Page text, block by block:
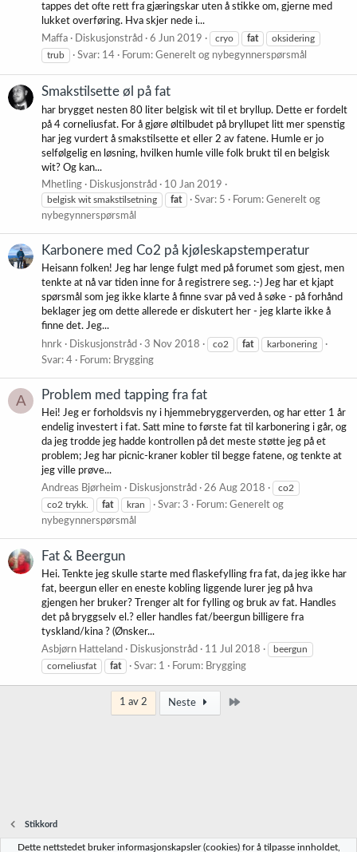
tappes det ofte rett fra gjæringskar uten å stikke om, gjerne med
lukket overføring. Hva skjer nede i...
Maffa
Diskusjonstråd 6 Jun 2019 cryo fat
oksidering
trub
Svar: 14 Forum: Generelt og nybegynnerspørsmål
Smakstilsette øl på fat
har brygget nesten 80 liter belgisk wit til et bryllup. Dette er fordelt
på 4 corneliusfat. For å gjøre øltilbudet på bryllupet litt mer spenstig
har jeg vurdert å smakstilsette et eller 2 av fatene. Humle er jo
selfølgelig en løsning, hvilken humle ville folk brukt til en belgisk
wit? Og kan...
Mhetling
Diskusjonstråd 10 Jan 2019
belgisk wit smakstilsetning fat Svar: 5 Forum: Generelt og
nybegynnerspørsmål
Karbonere med Co2 på kjøleskapstemperatur
Heisann folken! Jeg har lenge fulgt med på forumet som gjest, men
tenkte at nå var tiden inne for å registrere seg. :-) Jeg har et kjapt
spørsmål som jeg ikke klarte å finne svar på ved å søke - på forhånd
beklager jeg om dette allerede er diskutert her - jeg klarte ikke å
finne det. Jeg...
hnrk
Diskusjonstråd 3 Nov 2018 co2 fat karbonering
Svar: 4 Forum: Brygging
A Problem med tapping fra fat
Hei! Jeg er forholdsvis ny i hjemmebryggerverden, og har etter 1 år
endelig investert i fat. Satt mine to første fat til karbonering i går, og
da jeg trodde jeg hadde kontrollen på det meste støtte jeg på et
problem; Jeg har picnic-kraner kobler til begge fatene, og tenkte at
jeg ville prøve...
Andreas Bjørheim
Diskusjonstråd 26 Aug 2018
co2
co2 trykk.
fat kran Svar: 3 Forum: Generelt og
nybegynnerspørsmål
Fat & Beergun
Hei. Tenkte jeg skulle starte med flaskefylling fra fat, da jeg ikke har
fat, beergun eller en eneste kobling liggende lurer jeg på hva
gjengen her bruker? Trenger alt for fylling og bruk av fat. Handles
det på bryggselv el.? eller handles fat/beergun billigere fra
tyskland/kina ? (Ønsker...
Asbjørn Hatteland
Diskusjonstråd 11 Jul 2018
beergun
corneliusfat
fat Svar: 1 Forum: Brygging
1 av 2 Neste
Stikkord
Dette nettstedet bruker informasjonskapsler (cookies) for å tilpasse innholdet,